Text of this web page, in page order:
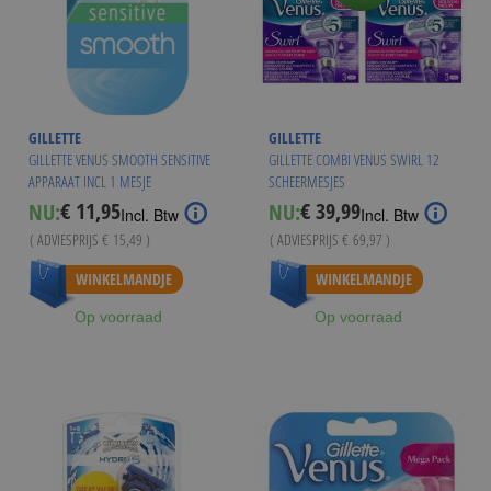
GILLETTE
GILLETTE VENUS SMOOTH SENSITIVE
APPARAAT INCL 1 MESJE
NU:Special
Price
€ 11,95Incl. Btw
( ADVIESPRIJS € 15,49 )
WINKELMANDJE
Op voorraad
GILLETTE
GILLETTE COMBI VENUS SWIRL 12
SCHEERMESJES
NU:Special
Price
€ 39,99Incl. Btw
( ADVIESPRIJS € 69,97 )
WINKELMANDJE
Op voorraad